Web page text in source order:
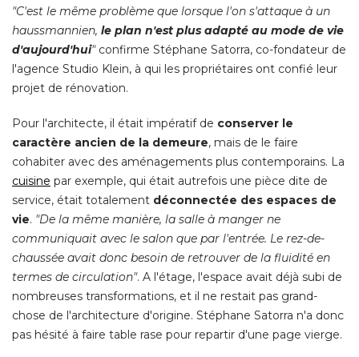
"C'est le même problème que lorsque l'on s'attaque à un
haussmannien, le plan n'est plus adapté au mode de vie
d'aujourd'hui"confirme Stéphane Satorra, co-fondateur de
l'agence Studio Klein, à qui les propriétaires ont confié leur
projet de rénovation.
Pour l'architecte, il était impératif de conserver le
caractère ancien de la demeure, mais de le faire
cohabiter avec des aménagements plus contemporains. La
cuisine par exemple, qui était autrefois une pièce dite de
service, était totalement déconnectée des espaces de
vie. "De la même manière, la salle à manger ne
communiquait avec le salon que par l'entrée. Le rez-de-
chaussée avait donc besoin de retrouver de la fluidité en
termes de circulation". A l'étage, l'espace avait déjà subi de
nombreuses transformations, et il ne restait pas grand-
chose de l'architecture d'origine. Stéphane Satorra n'a donc
pas hésité à faire table rase pour repartir d'une page vierge.